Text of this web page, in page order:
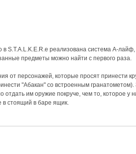
в S.T.A.L.K.E.R.е реализована система А-
предметы можно найти с первого раза.
от персонажей, которые просят принести
"Абакан" со встроенным
отдать им оружие покруче, чем то, которое у
в стоящий в баре ящик.